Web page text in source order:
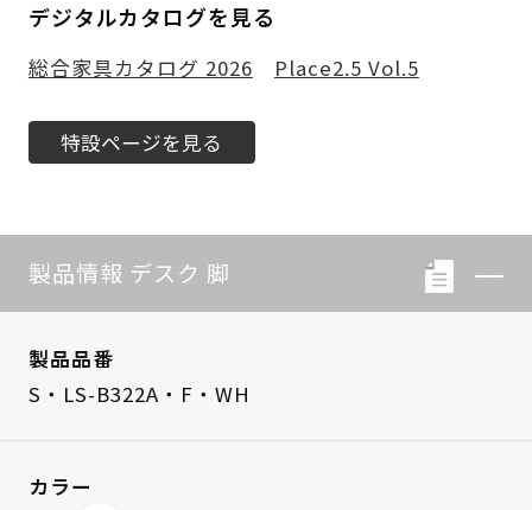
デジタルカタログを見る
総合家具カタログ 2026 Place2.5 Vol.5
特設ページを見る
製品情報 デスク 脚
製品品番
S・LS-B322A・F・WH
カラー